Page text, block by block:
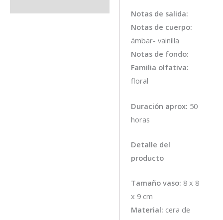
Notas de salida:
Notas de cuerpo:
ámbar- vainilla
Notas de fondo:
Familia olfativa:
floral
Duración aprox: 50
horas
Detalle del
producto
Tamaño vaso: 8 x 8
x 9 cm
Material: cera de